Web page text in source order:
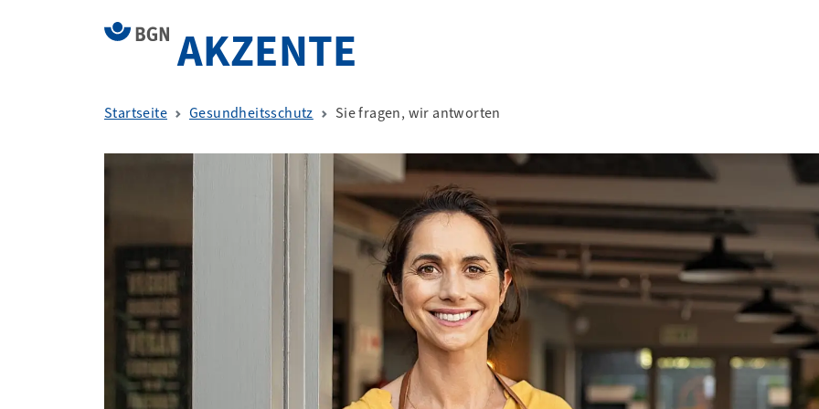
AKZENTE
Startseite Gesundheitsschutz Sie fragen, wir antworten